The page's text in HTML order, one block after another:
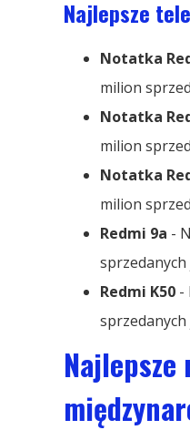
Najlepsze
Notatka
milion
Notatka
milion
Notatka
milion
Redmi 9a -
Redmi K50 -